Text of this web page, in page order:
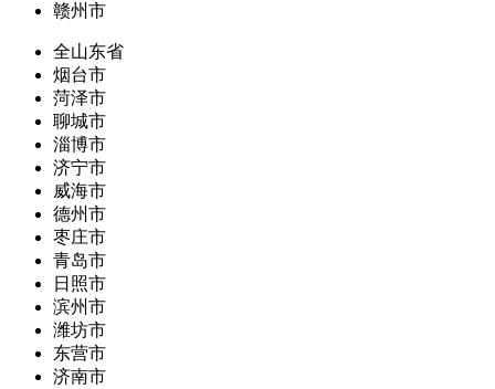
赣州市
全山东省
烟台市
菏泽市
聊城市
淄博市
济宁市
威海市
德州市
枣庄市
青岛市
日照市
滨州市
潍坊市
东营市
济南市